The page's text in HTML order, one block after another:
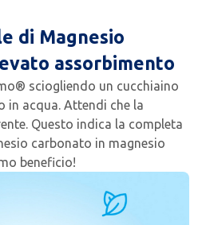
di Magnesio
assorbimento
sciogliendo un cucchiaino
acqua. Attendi che la
Questo indica la completa
carbonato in magnesio
beneficio!